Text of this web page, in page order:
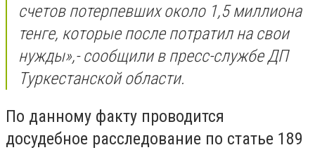
счетов потерпевших около 1,5 миллиона
тенге, которые после потратил на свои
нужды»,- сообщили в пресс-службе ДП
Туркестанской области.
По данному факту проводится
досудебное расследование по статье 189